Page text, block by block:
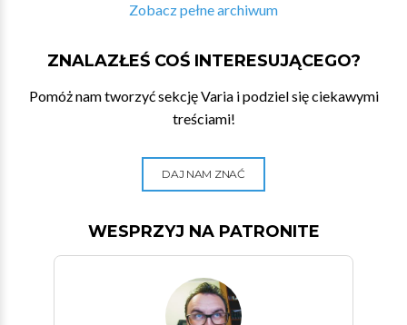
Zobacz pełne archiwum
ZNALAZŁEŚ COŚ INTERESUJĄCEGO?
Pomóż nam tworzyć sekcję Varia i podziel się ciekawymi
treściami!
DAJ NAM ZNAĆ
WESPRZYJ NA PATRONITE